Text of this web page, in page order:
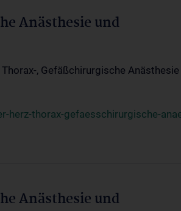
Anästhesie und
, Gefäßchirurgische Anästhesie
thorax-gefaesschirurgische-
Anästhesie und